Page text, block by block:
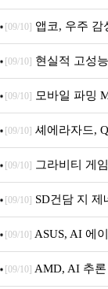
니터·스마트 펫 침
[09/10] 앱코, 우주 감
브랜드데이 기획전
[09/10] 현실적 고성
M.2 NVMe 디앤디
[09/10] 모바일 파밍
[09/10] 셰에라자드,
내 정식 출시
[09/10] 그라비티 게
던전 13’ 참가!
[09/10] SD건담 지 제
아의 용사’ 재개최
[09/10] ASUS, AI 에
[09/10] AMD, AI 추